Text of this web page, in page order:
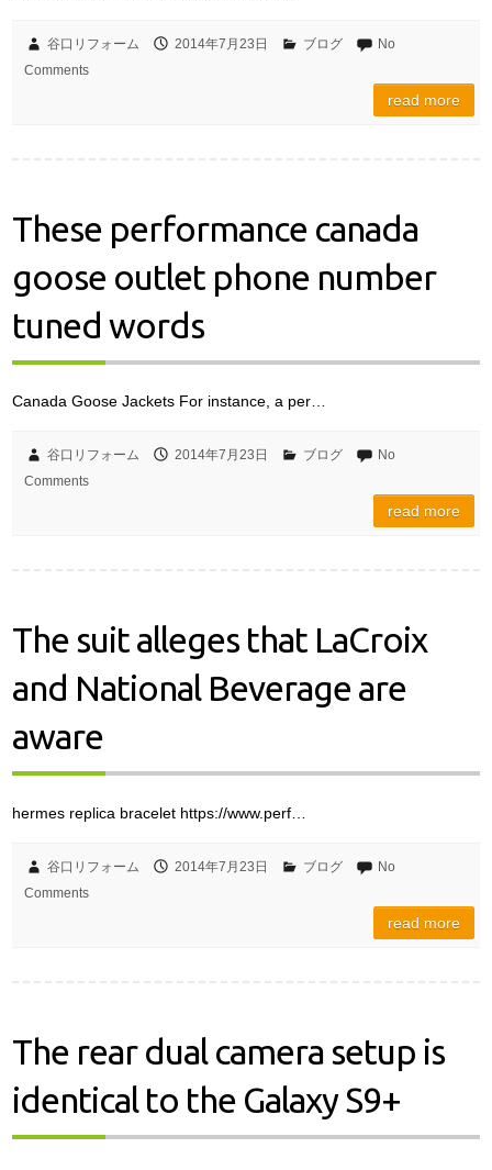
谷口リフォーム 2014年7月23日 ブログ
No
Comments
read more
These performance canada
goose outlet phone number
tuned words
Canada Goose Jackets For instance, a per…
谷口リフォーム 2014年7月23日 ブログ
No
Comments
read more
The suit alleges that LaCroix
and National Beverage are
aware
hermes replica bracelet https://www.perf…
谷口リフォーム 2014年7月23日 ブログ
No
Comments
read more
The rear dual camera setup is
identical to the Galaxy S9+